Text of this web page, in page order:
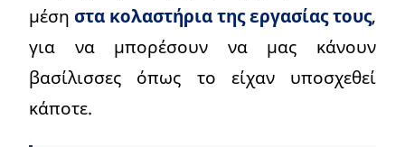
μέση στα κολαστήρια της εργασίας τους,
για να μπορέσουν να μας κάνουν
βασίλισσες όπως το είχαν υποσχεθεί
κάποτε.